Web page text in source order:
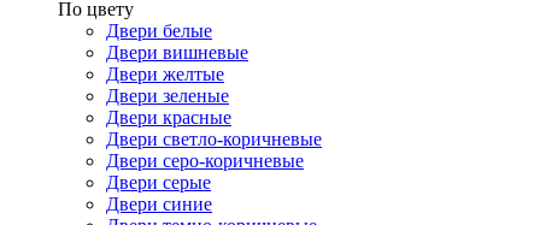
По цвету
Двери белые
Двери вишневые
Двери желтые
Двери зеленые
Двери красные
Двери светло-коричневые
Двери серо-коричневые
Двери серые
Двери синие